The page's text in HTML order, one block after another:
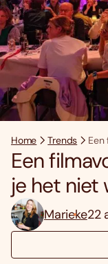
Home Trends
Een
je het niet
Marieke22